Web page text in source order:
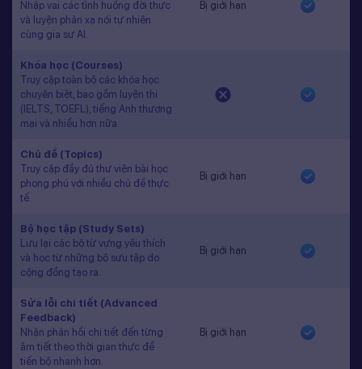
Nhập vai các tình huống đời thực
và luyện phản xạ nói tự nhiên
cùng gia sư AI.
Bị giới hạn
Khóa học (Courses)
Truy cập toàn bộ các khóa học
chuyên biệt, bao gồm luyện thi
(IELTS, TOEFL), tiếng Anh thương
mại và nhiều hơn nữa.
Chủ đề (Topics)
Truy cập đầy đủ thư viện bài học
phong phú với nhiều chủ đề thực
tế.
Bị giới hạn
Bộ học tập (Study Sets)
Lưu lại các bộ từ vựng yêu thích
và học từ những bộ sưu tập do
cộng đồng tạo ra.
Bị giới hạn
Sửa lỗi chi tiết (Advanced
Feedback)
Nhận phản hồi chi tiết đến từng
âm tiết theo thời gian thực để
tiến bộ nhanh hơn.
Bị giới hạn